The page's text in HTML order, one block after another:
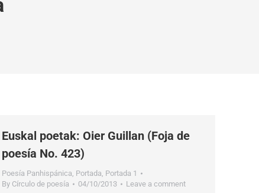
Euskal poetak: Oier Guillan (Foja de
poesía No. 423)
Poesía Panhispánica, Portada, Portada 1
By Círculo de poesía 04/10/2013 Leave a comment